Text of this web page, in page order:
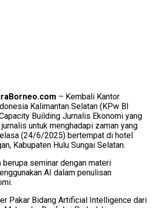
– Kembali Kantor
Kalimantan Selatan (KPw BI
Building Jurnalis Ekonomi yang
untuk menghadapi zaman yang
(24/6/2025) bertempat di hotel
Kabupaten Hulu Sungai Selatan.
berupa seminar dengan materi
AI dalam penulisan
Pakar Bidang Artificial Intelligence dari